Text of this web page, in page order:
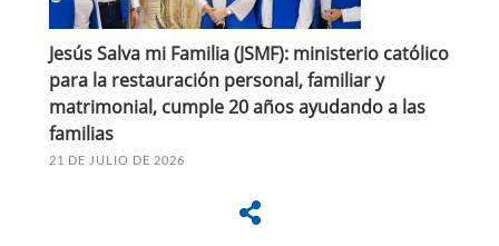
Jesús Salva mi Familia (JSMF): ministerio católico
para la restauración personal, familiar y
matrimonial, cumple 20 años ayudando a las
familias
21 DE JULIO DE 2026